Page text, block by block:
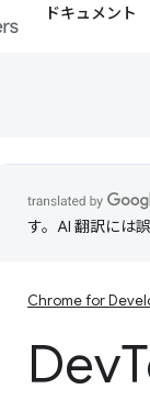
ドキュメント
す。AI 翻訳には
Chrome for
Dev